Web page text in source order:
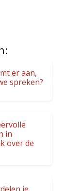
er aan,
spreken?
in
over de
je